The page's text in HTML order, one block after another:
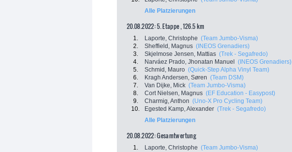
Alle Platzierungen
20.08.2022: 5. Etappe , 126.5 km
1. Laporte, Christophe (Team Jumbo-Visma)
2.
Sheffield, Magnus (INEOS Grenadiers)
3.
Skjelmose Jensen, Mattias (Trek - Segafredo)
4.
Narváez Prado, Jhonatan Manuel (INEOS Grenadiers)
5.
Schmid, Mauro (Quick-Step Alpha Vinyl Team)
6.
Kragh Andersen, Søren (Team DSM)
7.
Van Dijke, Mick (Team Jumbo-Visma)
8.
Cort Nielsen, Magnus (EF Education - Easypost)
9.
Charmig, Anthon (Uno-X Pro Cycling Team)
10.
Egested Kamp, Alexander (Trek - Segafredo)
Alle Platzierungen
20.08.2022: Gesamtwertung
1. Laporte, Christophe (Team Jumbo-Visma)